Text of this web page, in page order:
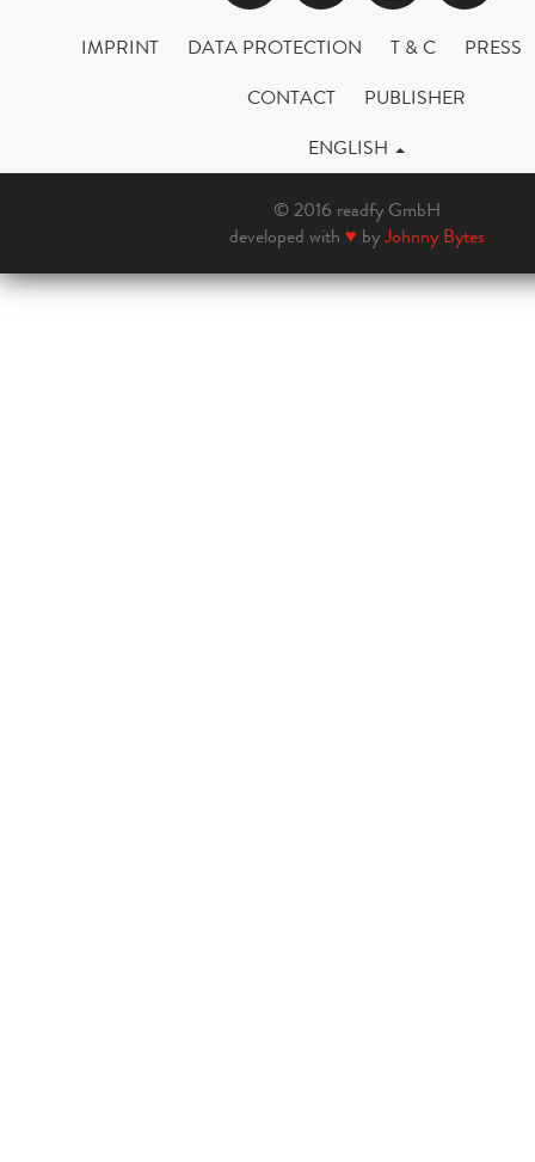
IMPRINT DATA PROTECTION T & C
PRESS
CONTACT
PUBLISHER
ENGLISH
© 2016 readfy GmbH
developed with ♥ byJohnny Bytes